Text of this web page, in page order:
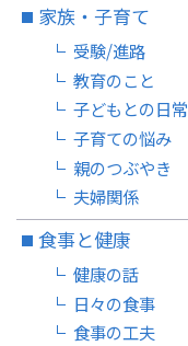
家族・子育て
受験/進路
教育のこと
子どもとの日常
子育ての悩み
親のつぶやき
夫婦関係
食事と健康
健康の話
日々の食事
食事の工夫